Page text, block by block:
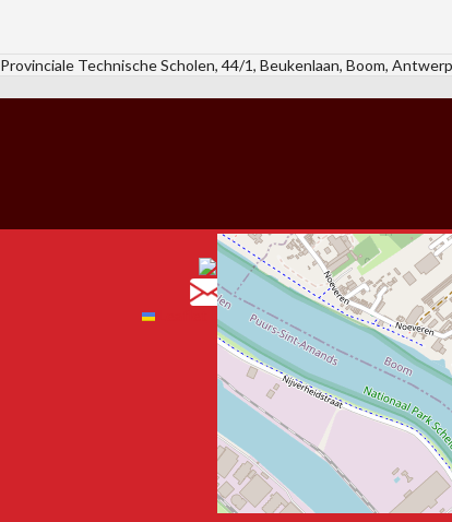
Leaflet Map data © OpenStreetMap
Provinciale Technische Scholen, 44/1, Beukenlaan, Boom,